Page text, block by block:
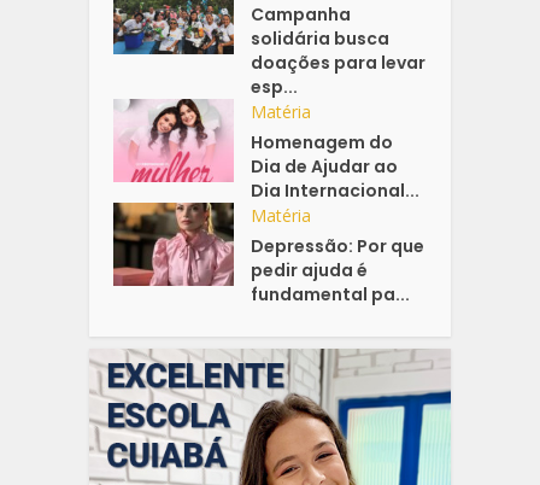
Campanha
solidária busca
doações para levar
esp...
Matéria
Homenagem do
Dia de Ajudar ao
Dia Internacional...
Matéria
Depressão: Por que
pedir ajuda é
fundamental pa...